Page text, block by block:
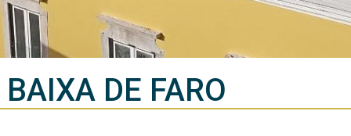
BAIXA DE FARO